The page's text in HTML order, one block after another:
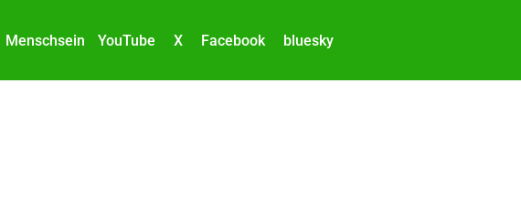
Menschsein YouTube X Facebook bluesky